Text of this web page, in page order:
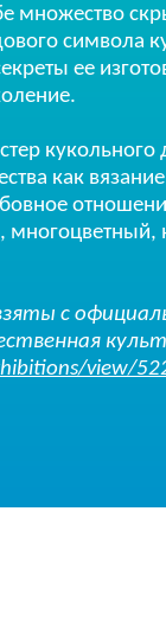
множество
символа
ее
кукольного
как
с
view/